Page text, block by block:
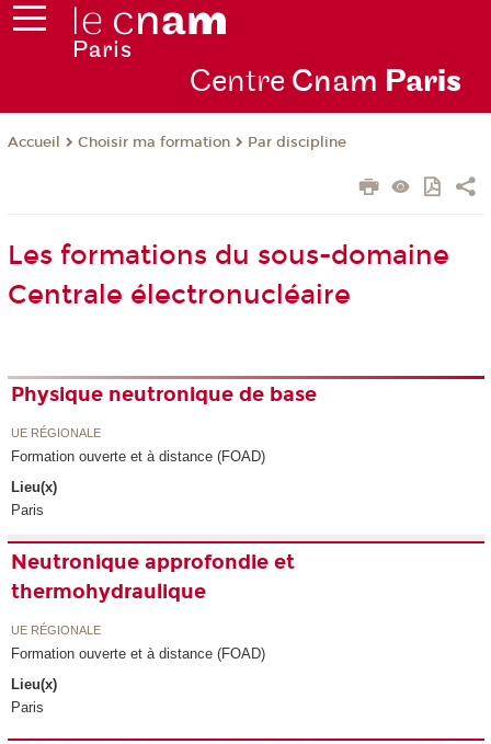
Centre Cnam Paris
Accueil Choisir ma formation Par discipline
Les formations du sous-domaine
Centrale électronucléaire
Physique neutronique de base
UE RÉGIONALE
Formation ouverte et à distance (FOAD)
Lieu(x)
Paris
Neutronique approfondie et
thermohydraulique
UE RÉGIONALE
Formation ouverte et à distance (FOAD)
Lieu(x)
Paris